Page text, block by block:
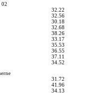
02
32.22
32.56
30.18
32.68
38.26
33.17
35.53
36.55
37.11
34.52
31.72
41.96
34.13